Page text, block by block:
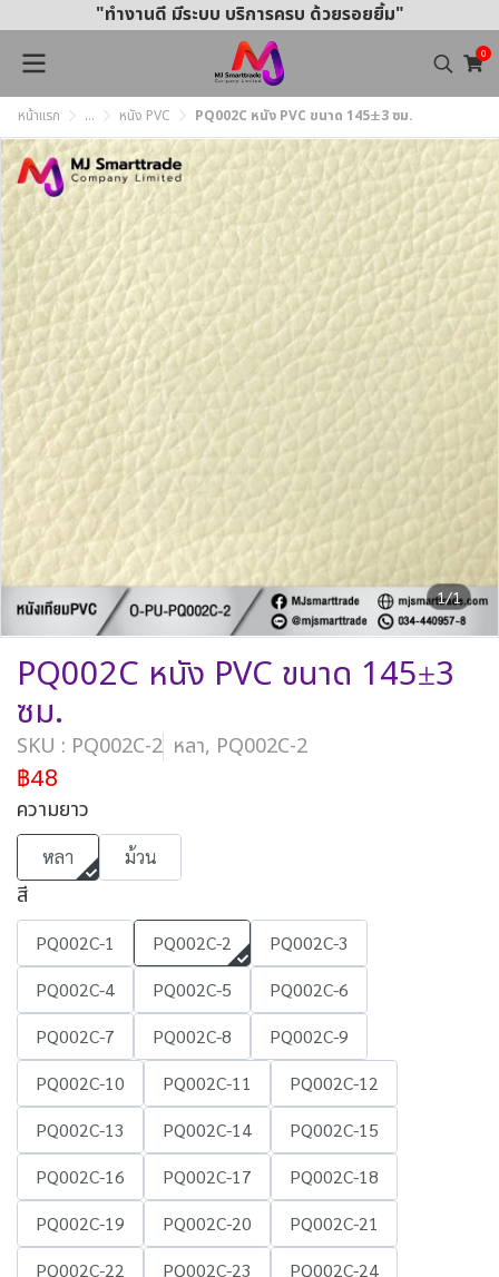
"ทำงานดี มีระบบ บริการครบ ด้วยรอยยิ้ม"
0
หน้าแรก ... หนัง PVC PQ002C หนัง PVC ขนาด 145±3 ซม.
1/1
PQ002C หนัง PVC ขนาด 145±3
ซม.
SKU : PQ002C-2 หลา, PQ002C-2
฿48
ความยาว
หลา ม้วน
สี
PQ002C-1 PQ002C-2
PQ002C-3
PQ002C-4
PQ002C-5
PQ002C-6
PQ002C-7
PQ002C-8
PQ002C-9
PQ002C-10
PQ002C-11
PQ002C-12
PQ002C-13
PQ002C-14
PQ002C-15
PQ002C-16
PQ002C-17
PQ002C-18
PQ002C-19
PQ002C-20
PQ002C-21
PQ002C-22
PQ002C-23
PQ002C-24